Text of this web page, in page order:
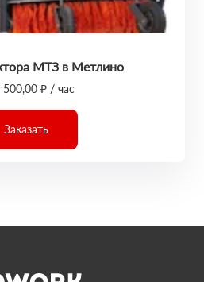
МТЗ в Метлино
500,00 ₽ / час
Заказать